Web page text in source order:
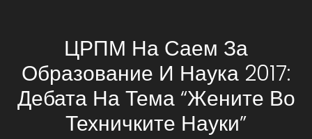
ЦРПМ На Саем За
Образование И Наука 2017:
Дебата На Тема “Жените Во
Техничките Науки”